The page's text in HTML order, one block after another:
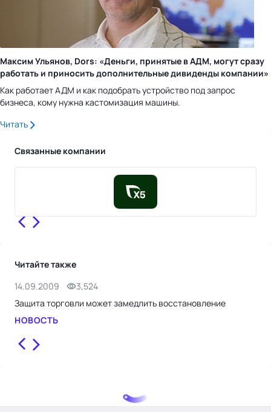
Максим Ульянов, Dors: «Деньги, принятые в АДМ, могут сразу
работать и приносить дополнительные дивиденды компании»
Как работает АДМ и как подобрать устройство под запрос
бизнеса, кому нужна кастомизация машины.
Читать
Связанные компании
Читайте также
14.09.2009
3,524
Защита торговли может замедлить восстановление
НОВОСТЬ